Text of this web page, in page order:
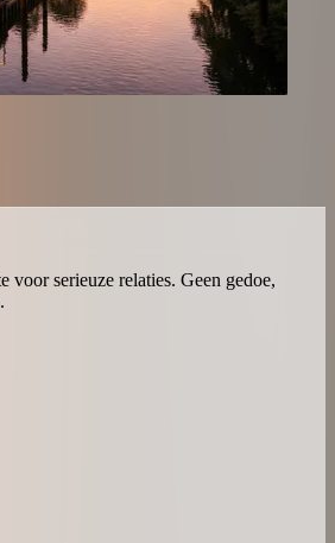
voor serieuze relaties. Geen gedoe,